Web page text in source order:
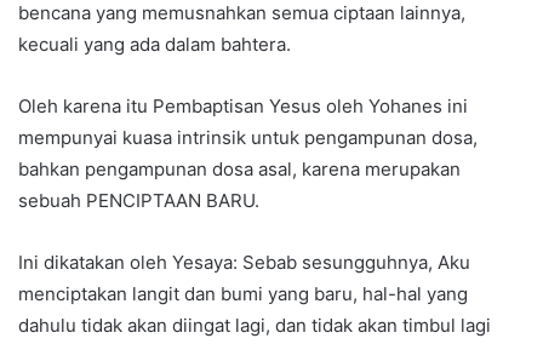
bencana yang memusnahkan semua ciptaan lainnya,
kecuali yang ada dalam bahtera.
Oleh karena itu Pembaptisan Yesus oleh Yohanes ini
mempunyai kuasa intrinsik untuk pengampunan dosa,
bahkan pengampunan dosa asal, karena merupakan
sebuah PENCIPTAAN BARU.
Ini dikatakan oleh Yesaya: Sebab sesungguhnya, Aku
menciptakan langit dan bumi yang baru, hal-hal yang
dahulu tidak akan diingat lagi, dan tidak akan timbul lagi